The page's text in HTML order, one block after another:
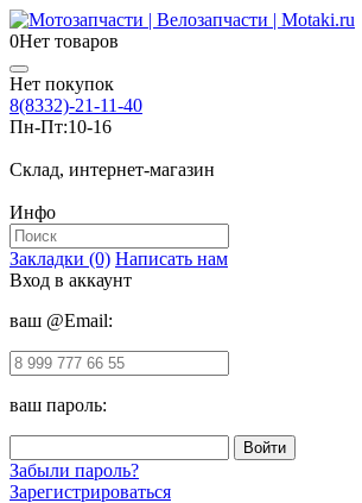
0Нет товаров
Нет покупок
8(8332)-21-11-40
Пн-Пт:10-16
Склад, интернет-магазин
Инфо
Закладки (0) Написать нам
Вход в аккаунт
ваш @Email:
ваш пароль:
Забыли пароль?
Зарегистрироваться